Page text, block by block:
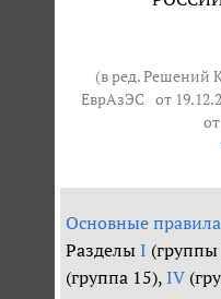
(в ред. Решений
ЕврАзЭС
от
Основные правила
Разделы I (группы
(группа 15), IV